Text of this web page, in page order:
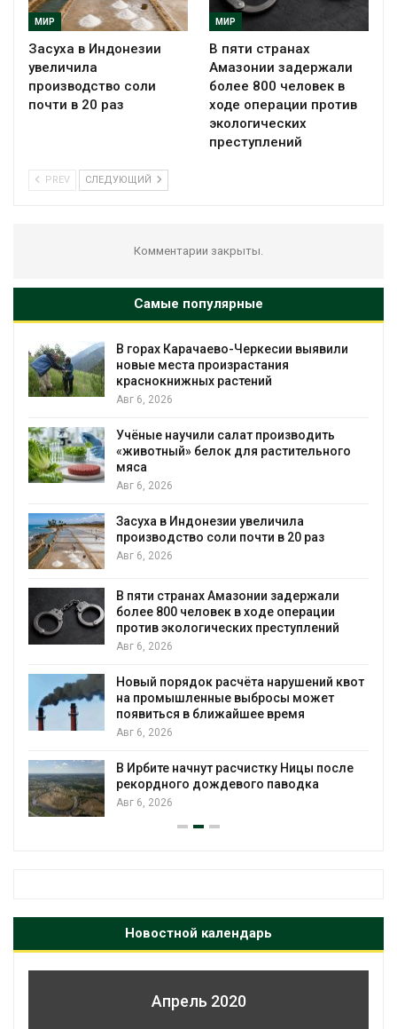
МИР
Засуха в Индонезии
увеличила
производство соли
почти в 20 раз
МИР
В пяти странах
Амазонии задержали
более 800 человек в
ходе операции против
экологических
преступлений
PREV СЛЕДУЮЩИЙ
Комментарии закрыты.
Самые популярные
В горах Карачаево-Черкесии выявили
новые места произрастания
краснокнижных растений
Авг 6, 2026
Учёные научили салат производить
«животный» белок для растительного
мяса
Авг 6, 2026
Засуха в Индонезии увеличила
производство соли почти в 20 раз
Авг 6, 2026
В пяти странах Амазонии задержали
более 800 человек в ходе операции
против экологических преступлений
Авг 6, 2026
Новый порядок расчёта нарушений квот
на промышленные выбросы может
появиться в ближайшее время
Авг 6, 2026
В Ирбите начнут расчистку Ницы после
рекордного дождевого паводка
Авг 6, 2026
Новостной календарь
Апрель 2020